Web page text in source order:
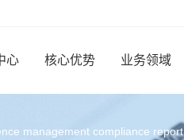
心 核心优势 业务领域
management compliance report